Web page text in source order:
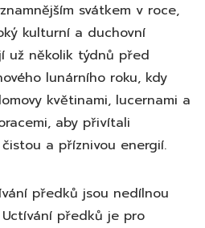
svátkem v roce,
kulturní a duchovní
už několik týdnů před
lunárního roku, kdy
květinami, lucernami a
aby přivítali
a příznivou energií.
předků jsou nedílnou
předků je pro